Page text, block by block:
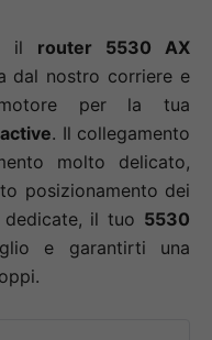
il router 5530 AX
dal nostro corriere e
per la tua
. Il collegamento
molto delicato,
posizionamento dei
il tuo 5530
e garantirti una